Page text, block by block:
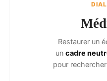
Restaurer un
un cadre
pour